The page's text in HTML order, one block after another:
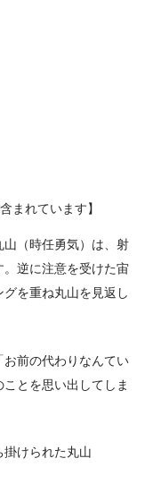
まれています】
（時任勇気）は、射
逆に注意を受けた宙
グを重ね丸山を見返し
前の代わりなんてい
とを思い出してしま
けられた丸山